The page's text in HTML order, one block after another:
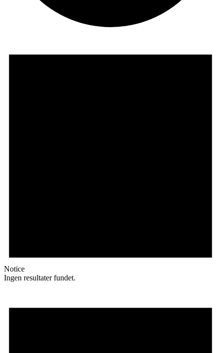
Notice
Ingen resultater fundet.